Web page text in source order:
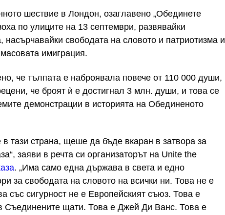
шествие в Лондон, озаглавено „Обединете
по улиците на 13 септември, развявайки
насърчавайки свободата на словото и патриотизма и
имиграция.
че тълпата е наброявала повече от 110 000 души,
че броят ѝ е достигнал 3 млн. души, и това се
демонстрации в историята на Обединеното
тази страна, щеше да бъде вкаран в затвора за
заяви в речта си организаторът на Unite the
. „Има само една държава в света и едно
за свободата на словото на всички ни. Това не е
със сигурност не е Европейският съюз. Това е
Съединените щати. Това е Джей Ди Ванс. Това е